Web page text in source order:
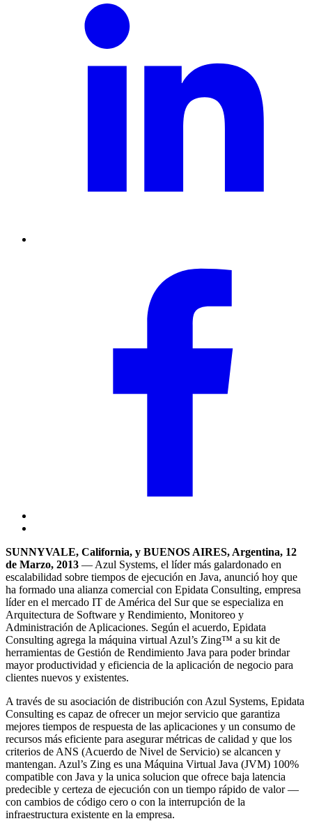
SUNNYVALE, California, y BUENOS AIRES, Argentina, 12
de Marzo, 2013 — Azul Systems, el líder más galardonado en
escalabilidad sobre tiempos de ejecución en Java, anunció hoy que
ha formado una alianza comercial con Epidata Consulting, empresa
líder en el mercado IT de América del Sur que se especializa en
Arquitectura de Software y Rendimiento, Monitoreo y
Administración de Aplicaciones. Según el acuerdo, Epidata
Consulting agrega la máquina virtual Azul’s Zing™ a su kit de
herramientas de Gestión de Rendimiento Java para poder brindar
mayor productividad y eficiencia de la aplicación de negocio para
clientes nuevos y existentes.
A través de su asociación de distribución con Azul Systems, Epidata
Consulting es capaz de ofrecer un mejor servicio que garantiza
mejores tiempos de respuesta de las aplicaciones y un consumo de
recursos más eficiente para asegurar métricas de calidad y que los
criterios de ANS (Acuerdo de Nivel de Servicio) se alcancen y
mantengan. Azul’s Zing es una Máquina Virtual Java (JVM) 100%
compatible con Java y la unica solucion que ofrece baja latencia
predecible y certeza de ejecución con un tiempo rápido de valor —
con cambios de código cero o con la interrupción de la
infraestructura existente en la empresa.